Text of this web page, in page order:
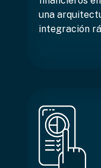
una
integración